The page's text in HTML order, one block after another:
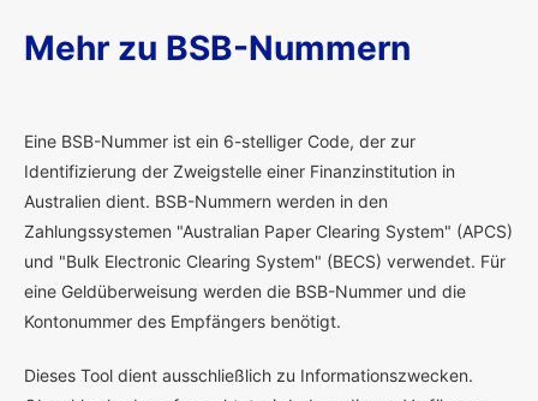
Mehr zu BSB-Nummern
Eine BSB-Nummer ist ein 6-stelliger Code, der zur
Identifizierung der Zweigstelle einer Finanzinstitution in
Australien dient. BSB-Nummern werden in den
Zahlungssystemen "Australian Paper Clearing System" (APCS)
und "Bulk Electronic Clearing System" (BECS) verwendet. Für
eine Geldüberweisung werden die BSB-Nummer und die
Kontonummer des Empfängers benötigt.
Dieses Tool dient ausschließlich zu Informationszwecken.